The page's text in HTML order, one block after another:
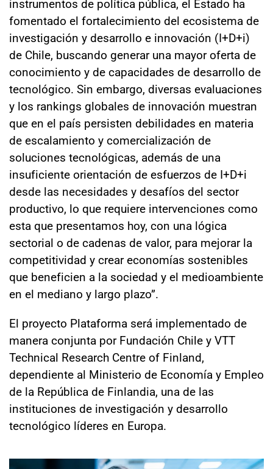
instrumentos de política pública, el Estado ha
fomentado el fortalecimiento del ecosistema de
investigación y desarrollo e innovación (I+D+i)
de Chile, buscando generar una mayor oferta de
conocimiento y de capacidades de desarrollo de
tecnológico. Sin embargo, diversas evaluaciones
y los rankings globales de innovación muestran
que en el país persisten debilidades en materia
de escalamiento y comercialización de
soluciones tecnológicas, además de una
insuficiente orientación de esfuerzos de I+D+i
desde las necesidades y desafíos del sector
productivo, lo que requiere intervenciones como
esta que presentamos hoy, con una lógica
sectorial o de cadenas de valor, para mejorar la
competitividad y crear economías sostenibles
que beneficien a la sociedad y el medioambiente
en el mediano y largo plazo”.
El proyecto Plataforma será implementado de
manera conjunta por Fundación Chile y VTT
Technical Research Centre of Finland,
dependiente al Ministerio de Economía y Empleo
de la República de Finlandia, una de las
instituciones de investigación y desarrollo
tecnológico líderes en Europa.